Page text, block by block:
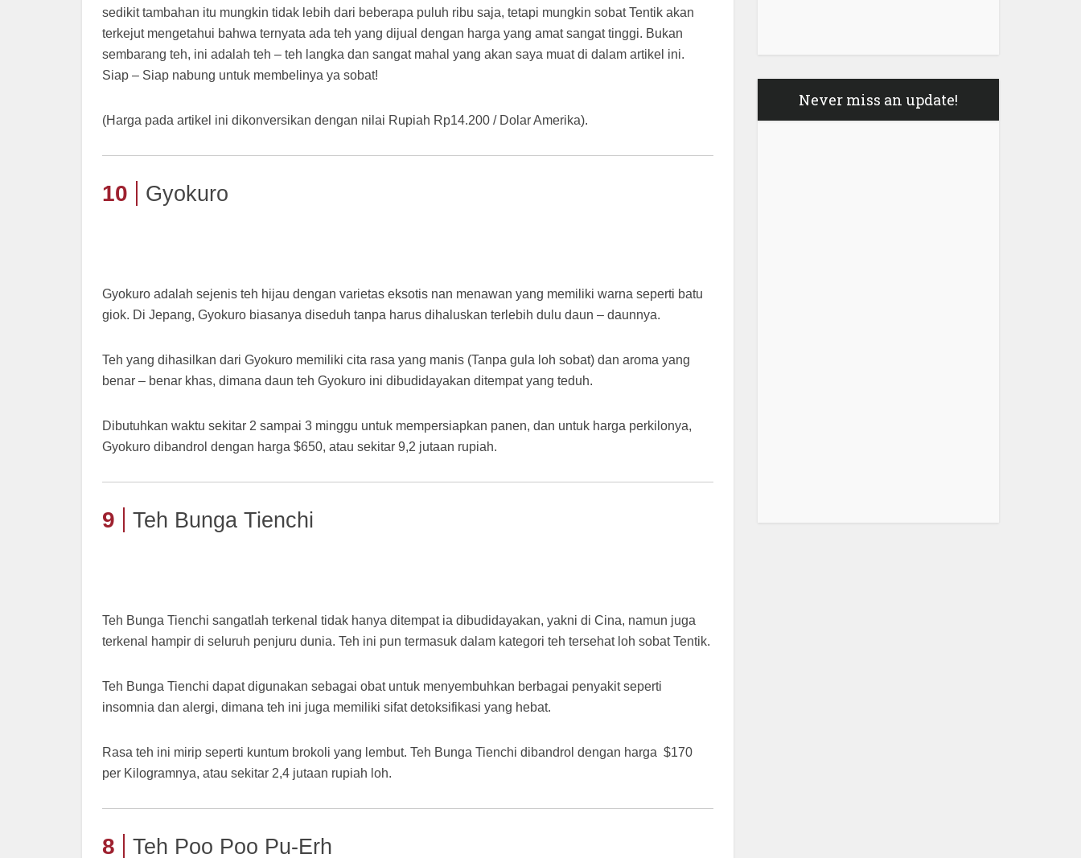
sedikit tambahan itu mungkin tidak lebih dari beberapa puluh ribu saja, tetapi mungkin sobat Tentik akan
terkejut mengetahui bahwa ternyata ada teh yang dijual dengan harga yang amat sangat tinggi. Bukan
sembarang teh, ini adalah teh – teh langka dan sangat mahal yang akan saya muat di dalam artikel ini.
Siap – Siap nabung untuk membelinya ya sobat!
(Harga pada artikel ini dikonversikan dengan nilai Rupiah Rp14.200 / Dolar Amerika).
10 Gyokuro
Gyokuro adalah sejenis teh hijau dengan varietas eksotis nan menawan yang memiliki warna seperti batu
giok. Di Jepang, Gyokuro biasanya diseduh tanpa harus dihaluskan terlebih dulu daun – daunnya.
Teh yang dihasilkan dari Gyokuro memiliki cita rasa yang manis (Tanpa gula loh sobat) dan aroma yang
benar – benar khas, dimana daun teh Gyokuro ini dibudidayakan ditempat yang teduh.
Dibutuhkan waktu sekitar 2 sampai 3 minggu untuk mempersiapkan panen, dan untuk harga perkilonya,
Gyokuro dibandrol dengan harga $650, atau sekitar 9,2 jutaan rupiah.
9 Teh Bunga Tienchi
Teh Bunga Tienchi sangatlah terkenal tidak hanya ditempat ia dibudidayakan, yakni di Cina, namun juga
terkenal hampir di seluruh penjuru dunia. Teh ini pun termasuk dalam kategori teh tersehat loh sobat Tentik.
Teh Bunga Tienchi dapat digunakan sebagai obat untuk menyembuhkan berbagai penyakit seperti
insomnia dan alergi, dimana teh ini juga memiliki sifat detoksifikasi yang hebat.
Rasa teh ini mirip seperti kuntum brokoli yang lembut. Teh Bunga Tienchi dibandrol dengan harga $170
per Kilogramnya, atau sekitar 2,4 jutaan rupiah loh.
8 Teh Poo Poo Pu-Erh
Never miss an update!